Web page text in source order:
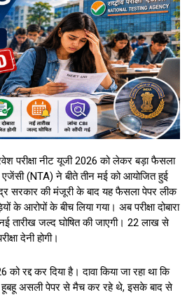
परीक्षा नीट यूजी 2026 को लेकर बड़ा फैसला
(NTA) ने बीते तीन मई को आयोजित हुई
सरकार की मंजूरी के बाद यह फैसला पेपर लीक
के आरोपों के बीच लिया गया। अब परीक्षा दोबारा
तारीख जल्द घोषित की जाएगी। 22 लाख से
देनी होगी।
को रद्द कर दिया है। दावा किया जा रहा था कि
हूबहू असली पेपर से मैच कर रहे थे, इसके बाद से